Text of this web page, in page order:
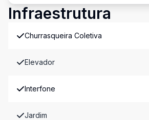
Infraestrutura
Churrasqueira Coletiva
Elevador
Interfone
Jardim